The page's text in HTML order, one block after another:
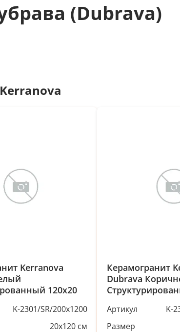
(Dubrava)
Kerranova
120x20
K-2301/SR/200x1200
20x120 см
Керамогранит
Dubrava
Артикул
K-
Размер